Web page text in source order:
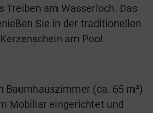
Treiben am Wasserloch. Das
Sie in der traditionellen
am Pool.
Baumhauszimmer (ca. 65 m²)
Mobiliar eingerichtet und